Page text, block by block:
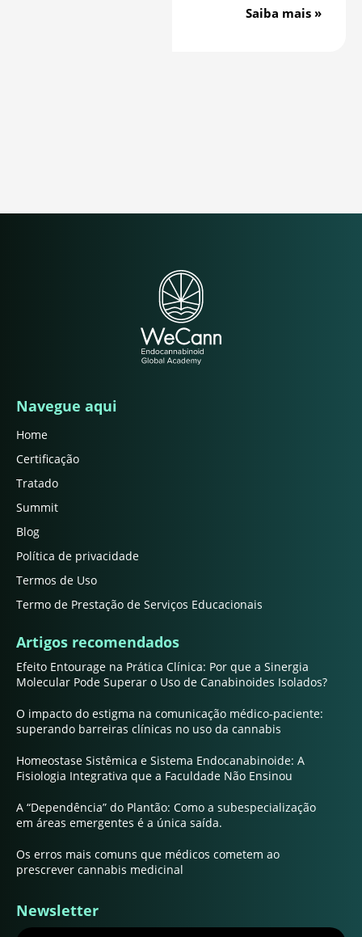
Saiba mais »
Navegue aqui
Home
Certificação
Tratado
Summit
Blog
Política de privacidade
Termos de Uso
Termo de Prestação de Serviços Educacionais
Artigos recomendados
Efeito Entourage na Prática Clínica: Por que a Sinergia
Molecular Pode Superar o Uso de Canabinoides Isolados?
O impacto do estigma na comunicação médico-paciente:
superando barreiras clínicas no uso da cannabis
Homeostase Sistêmica e Sistema Endocanabinoide: A
Fisiologia Integrativa que a Faculdade Não Ensinou
A “Dependência” do Plantão: Como a subespecialização
em áreas emergentes é a única saída.
Os erros mais comuns que médicos cometem ao
prescrever cannabis medicinal
Newsletter